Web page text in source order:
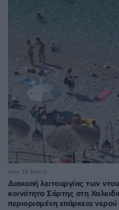
Διακοπή λειτουργίας των
κοινότητα Σάρτης στη
περιορισμένη επάρκεια νερού
πριν 13 λεπτά